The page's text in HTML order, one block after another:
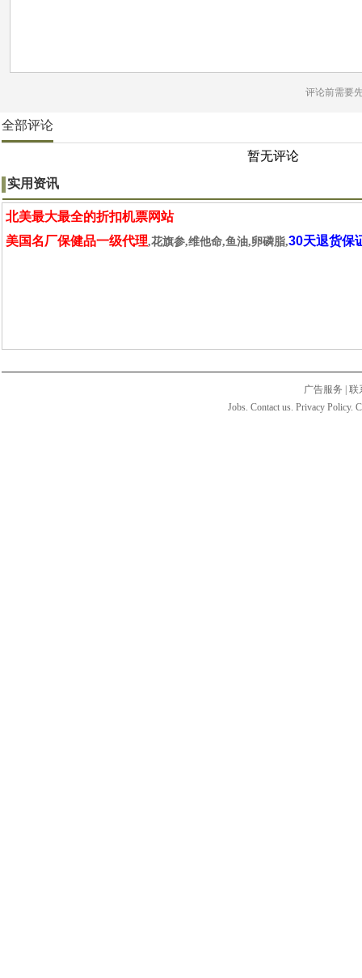
评论前需要
全部评论
暂无评论
实用资讯
北美最大最全的折扣机票网站
美国名厂保健品一级代理,花旗参,维他命,鱼油,卵磷脂,30天退货保
广告服务
联
Jobs. Contact us. Privacy Policy.